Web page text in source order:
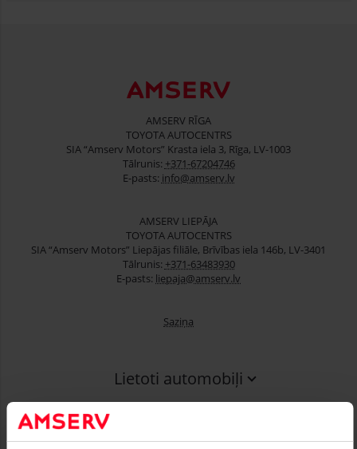
AMSERV RĪGA
TOYOTA AUTOCENTRS
SIA “Amserv Motors” Krasta iela 3, Rīga, LV-1003
Tālrunis: +371-67204746
E-pasts: info@amserv.lv
AMSERV LIEPĀJA
TOYOTA AUTOCENTRS
SIA “Amserv Motors” Liepājas filiāle, Brīvības iela 146b, LV-3401
Tālrunis: +371-63483930
E-pasts: liepaja@amserv.lv
Saziņa
Lietoti automobiļi
Serviss